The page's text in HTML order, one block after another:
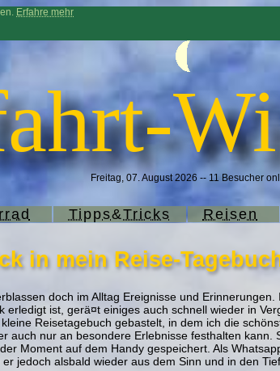
Erfahre mehr
Freitag, 07. August 2026 -- 11 Besucher
Tipps&Tricks Reisen
in mein Reise-
doch im Alltag Ereignisse und
erledigt ist, gerä¤t einiges auch schnell wieder in
Reisetagebuch gebastelt, in dem ich die
auch nur an besondere Erlebnisse festhalten kann.
Moment auf dem Handy gespeichert. Als
er jedoch alsbald wieder aus dem Sinn und in den